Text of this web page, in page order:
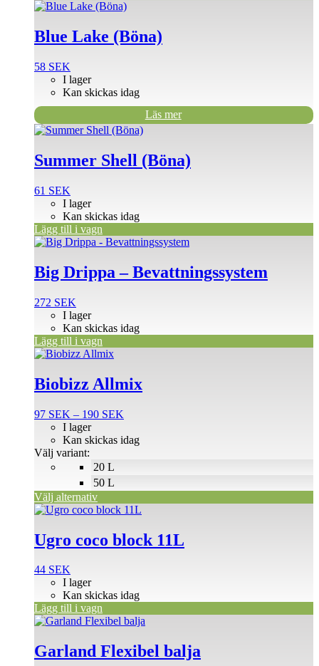
Blue Lake (Böna)
58 SEK
I lager
Kan skickas idag
Läs mer
Summer Shell (Böna)
61 SEK
I lager
Kan skickas idag
Lägg till i vagn
Big Drippa – Bevattningssystem
272 SEK
I lager
Kan skickas idag
Lägg till i vagn
Biobizz Allmix
97 SEK – 190 SEK
till
20 L
50 L
I lager
Kan skickas idag
Välj variant:
Välj alternativ
Den
produkten
har
varianter.
olika
alternativen
på
produktsidan
Ugro coco block 11L
44 SEK
I lager
Kan skickas idag
Lägg till i vagn
Garland Flexibel balja
Den
produkten
har